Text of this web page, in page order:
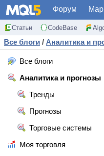
Форум
Статьи CodeBase
Все блоги / Аналитика и
Все блоги
Аналитика и прогнозы
Тренды
Прогнозы
Торговые системы
Моя торговля